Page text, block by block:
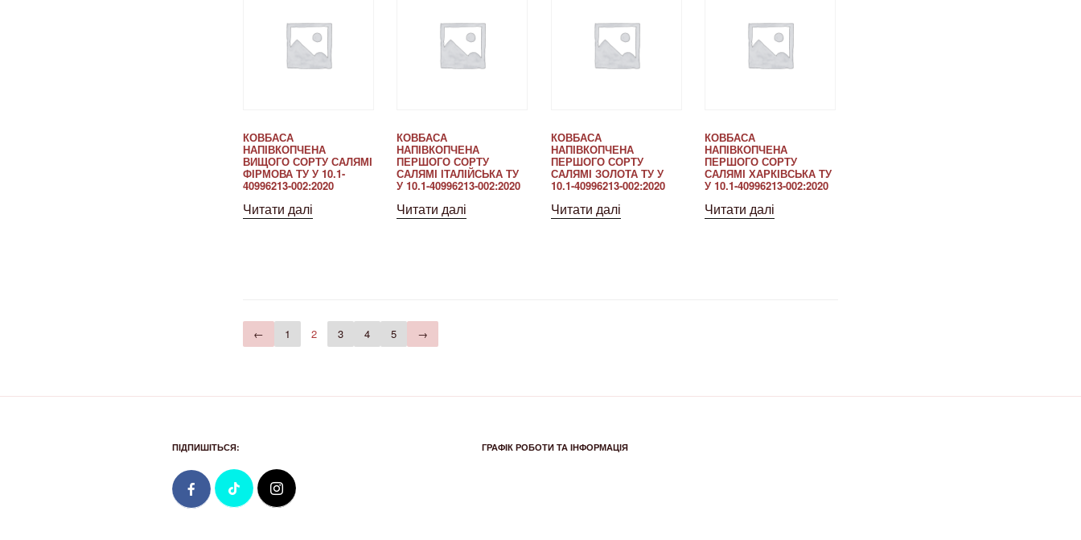
КОВБАСА
НАПІВКОПЧЕНА
ВИЩОГО СОРТУ САЛЯМІ
ФІРМОВА ТУ У 10.1-
40996213-002:2020
Читати далі
КОВБАСА
НАПІВКОПЧЕНА
ПЕРШОГО СОРТУ
САЛЯМІ ІТАЛІЙСЬКА ТУ
У 10.1-40996213-002:2020
Читати далі
КОВБАСА
НАПІВКОПЧЕНА
ПЕРШОГО СОРТУ
САЛЯМІ ЗОЛОТА ТУ У
10.1-40996213-002:2020
Читати далі
КОВБАСА
НАПІВКОПЧЕНА
ПЕРШОГО СОРТУ
САЛЯМІ ХАРКІВСЬКА ТУ
У 10.1-40996213-002:2020
Читати далі
← 1 2 3 4 5 →
ПІДПИШІТЬСЯ: ГРАФІК РОБОТИ ТА ІНФОРМАЦІЯ